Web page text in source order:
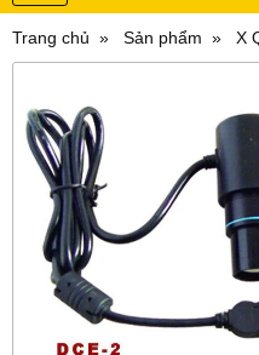
Trang chủ Sản phẩm X